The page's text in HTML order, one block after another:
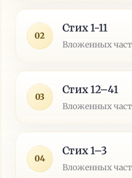
02
Стих 1-11
Вложенных
03
Стих 12–41
Вложенных
04
Стих 1–3
Вложенных